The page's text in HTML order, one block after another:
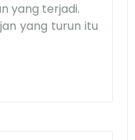
yang terjadi.
yang turun itu